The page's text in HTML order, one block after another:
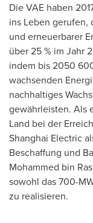
Die VAE haben
ins Leben gerufen,
und erneuerbarer
über 25 % im Jahr
indem bis 2050
wachsenden
nachhaltiges
gewährleisten. Als
Land bei der
Shanghai Electric
Beschaffung und
Mohammed bin
sowohl das 700-
zu realisieren.